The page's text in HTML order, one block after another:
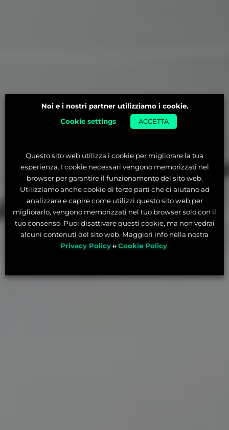
Noi e i nostri partner utilizziamo i cookie.
Cookie settings
ACCETTA
Questo sito web utilizza i cookie per migliorare la tua
esperienza. I cookie necessari vengono memorizzati nel
browser per garantire il funzionamento del sito web.
Utilizziamo anche cookie di terze parti che ci aiutano ad
analizzare e capire come utilizzi questo sito web per
migliorarlo, vengono memorizzati nel tuo browser solo con il
tuo consenso. Puoi disattivare questi cookie, ma non vedrai
alcuni contenuti del sito web. Maggiori info nella nostra
Privacy PolicyeCookie Policy.